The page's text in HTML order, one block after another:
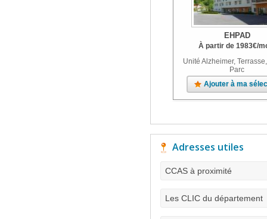
EHPAD
À partir de 1983€/
Unité Alzheimer,
Parc
Ajouter à ma
Adresses utiles
CCAS à proximité
Les CLIC du département